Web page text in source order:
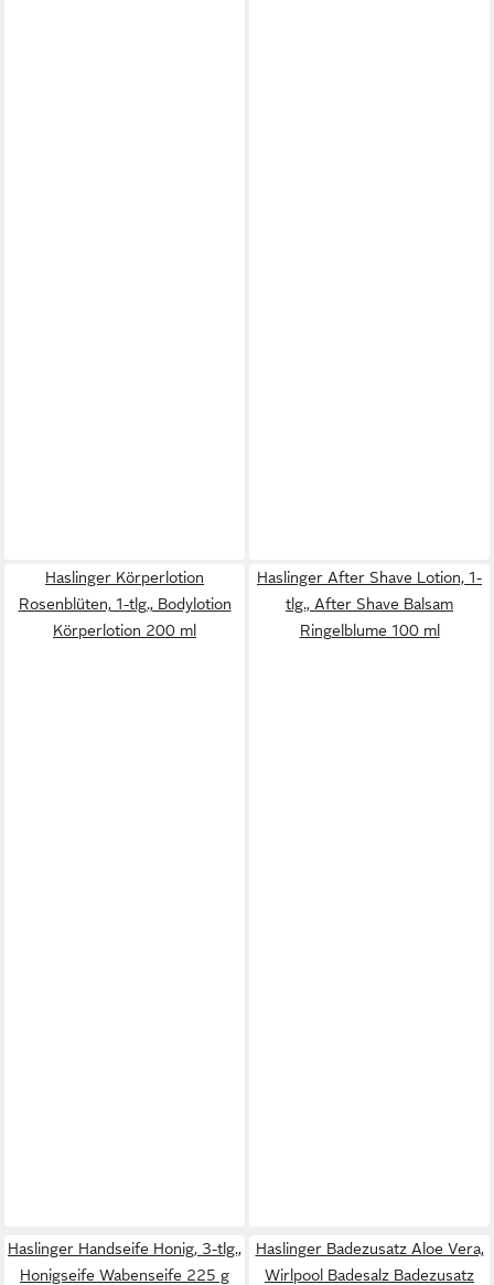
Haslinger Körperlotion
Rosenblüten, 1-tlg., Bodylotion
Körperlotion 200 ml
Haslinger After Shave Lotion, 1-
tlg., After Shave Balsam
Ringelblume 100 ml
Haslinger Handseife Honig, 3-tlg.,
Honigseife Wabenseife 225 g
Haslinger Badezusatz Aloe Vera,
Wirlpool Badesalz Badezusatz